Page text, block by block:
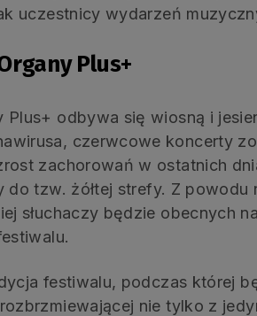
uczestnicy wydarzeń
Plus+
Plus+ odbywa się wiosną i
czerwcowe koncerty
zachorowań w ostatnich
do tzw. żółtej strefy. Z powodu
słuchaczy będzie obecnych
festiwalu, podczas której
nie tylko z